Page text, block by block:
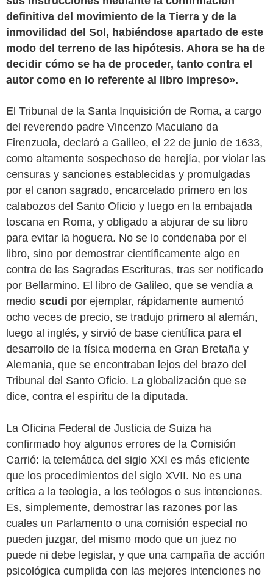
definitiva del movimiento de la Tierra y de la
inmovilidad del Sol, habiéndose apartado de este
modo del terreno de las hipótesis. Ahora se ha de
decidir cómo se ha de proceder, tanto contra el
autor como en lo referente al libro impreso».
El Tribunal de la Santa Inquisición de Roma, a cargo
del reverendo padre Vincenzo Maculano da
Firenzuola, declaró a Galileo, el 22 de junio de 1633,
como altamente sospechoso de herejía, por violar las
censuras y sanciones establecidas y promulgadas
por el canon sagrado, encarcelado primero en los
calabozos del Santo Oficio y luego en la embajada
toscana en Roma, y obligado a abjurar de su libro
para evitar la hoguera. No se lo condenaba por el
libro, sino por demostrar científicamente algo en
contra de las Sagradas Escrituras, tras ser notificado
por Bellarmino. El libro de Galileo, que se vendía a
medio scudi por ejemplar, rápidamente aumentó
ocho veces de precio, se tradujo primero al alemán,
luego al inglés, y sirvió de base científica para el
desarrollo de la física moderna en Gran Bretaña y
Alemania, que se encontraban lejos del brazo del
Tribunal del Santo Oficio. La globalización que se
dice, contra el espíritu de la diputada.
La Oficina Federal de Justicia de Suiza ha
confirmado hoy algunos errores de la Comisión
Carrió: la telemática del siglo XXI es más eficiente
que los procedimientos del siglo XVII. No es una
crítica a la teología, a los teólogos o sus intenciones.
Es, simplemente, demostrar las razones por las
cuales un Parlamento o una comisión especial no
pueden juzgar, del mismo modo que un juez no
puede ni debe legislar, y que una campaña de acción
psicológica cumplida con las mejores intenciones no